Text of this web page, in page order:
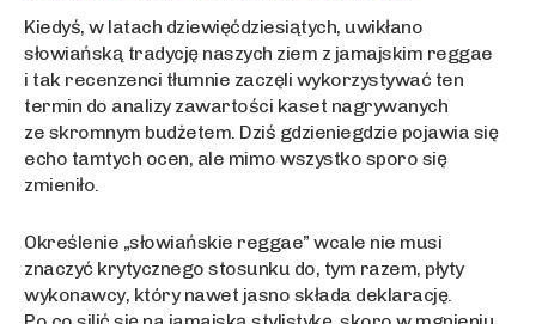
Kiedyś, w latach dziewięćdziesiątych, uwikłano
słowiańską tradycję naszych ziem z jamajskim reggae
i tak recenzenci tłumnie zaczęli wykorzystywać ten
termin do analizy zawartości kaset nagrywanych
ze skromnym budżetem. Dziś gdzieniegdzie pojawia się
echo tamtych ocen, ale mimo wszystko sporo się
zmieniło.
Określenie „słowiańskie reggae” wcale nie musi
znaczyć krytycznego stosunku do, tym razem, płyty
wykonawcy, który nawet jasno składa deklarację.